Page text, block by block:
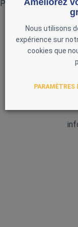
Pas de produits
Améliorez
Nous utilisons
expérience sur
cookies que
PARAMÈTRES